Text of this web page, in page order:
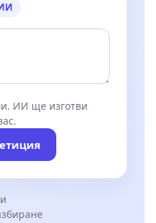
ИИ ще изготви